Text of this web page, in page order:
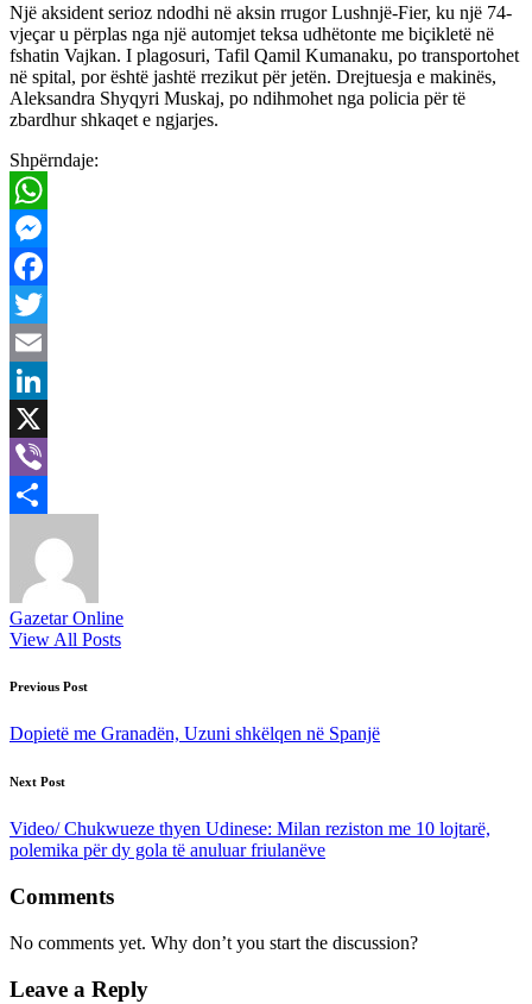
Një aksident serioz ndodhi në aksin rrugor Lushnjë-Fier, ku një 74-
vjeçar u përplas nga një automjet teksa udhëtonte me biçikletë në
fshatin Vajkan. I plagosuri, Tafil Qamil Kumanaku, po transportohet
në spital, por është jashtë rrezikut për jetën. Drejtuesja e makinës,
Aleksandra Shyqyri Muskaj, po ndihmohet nga policia për të
zbardhur shkaqet e ngjarjes.
Shpërndaje:
WhatsApp
Messenger
Facebook
Twitter
Email
LinkedIn
X
Viber
Gazetar Online
View All Posts
Post
navigation
Previous Post
Dopietë me Granadën, Uzuni shkëlqen në Spanjë
Next Post
Video/ Chukwueze thyen Udinese: Milan reziston me 10 lojtarë,
polemika për dy gola të anuluar friulanëve
Comments
No comments yet. Why don’t you start the discussion?
Leave a Reply